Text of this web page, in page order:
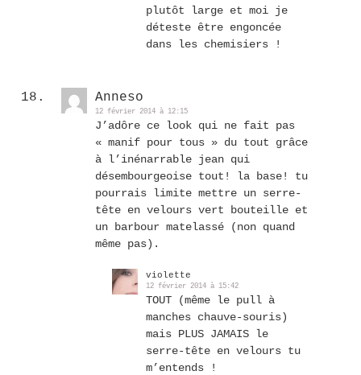
plutôt large et moi je
déteste être engoncée
dans les chemisiers !
Anneso
12 février 2014 à 12:15
J’adôre ce look qui ne fait pas
« manif pour tous » du tout grâce
à l’inénarrable jean qui
désembourgeoise tout! la base! tu
pourrais limite mettre un serre-
tête en velours vert bouteille et
un barbour matelassé (non quand
même pas).
violette
12 février 2014 à 15:42
TOUT (même le pull à
manches chauve-souris)
mais PLUS JAMAIS le
serre-tête en velours tu
m’entends !